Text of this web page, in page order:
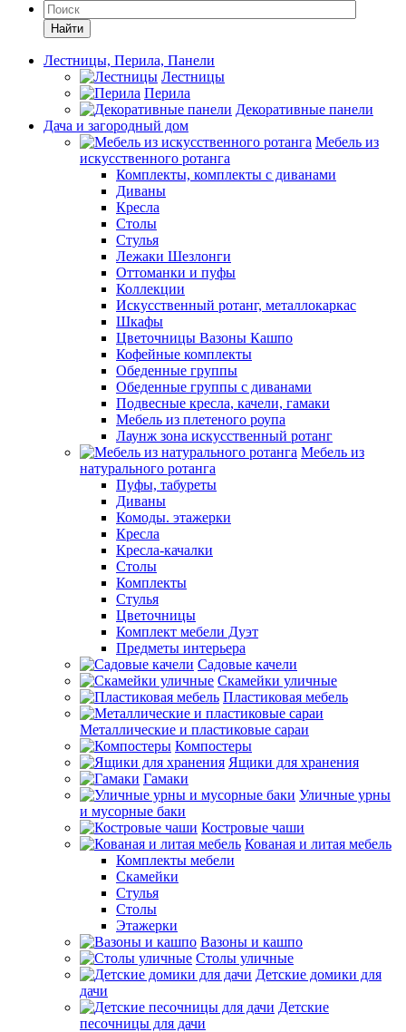
Найти
Лестницы, Перила, Панели
Лестницы
Перила
Декоративные панели
Дача и загородный дом
Мебель из
искусственного ротанга
Комплекты, комплекты с диванами
Диваны
Кресла
Столы
Стулья
Лежаки Шезлонги
Оттоманки и пуфы
Коллекции
Искусственный ротанг, металлокаркас
Шкафы
Цветочницы Вазоны Кашпо
Кофейные комплекты
Обеденные группы
Обеденные группы с диванами
Подвесные кресла, качели, гамаки
Мебель из плетеного роупа
Лаунж зона искусственный ротанг
Мебель из
натурального ротанга
Пуфы, табуреты
Диваны
Комоды. этажерки
Кресла
Кресла-качалки
Столы
Комплекты
Стулья
Цветочницы
Комплект мебели Дуэт
Предметы интерьера
Садовые качели
Скамейки уличные
Пластиковая мебель
Металлические и пластиковые сараи
Компостеры
Ящики для хранения
Гамаки
Уличные урны
и мусорные баки
Костровые чаши
Кованая и литая мебель
Комплекты мебели
Скамейки
Стулья
Столы
Этажерки
Вазоны и кашпо
Столы уличные
Детские домики для
дачи
Детские
песочницы для дачи